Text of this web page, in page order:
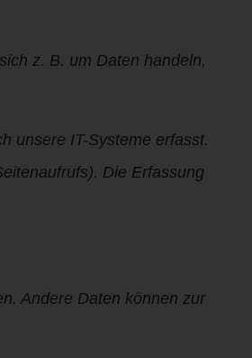
z. B. um Daten handeln,
unsere IT-Systeme erfasst.
Die Erfassung
Andere Daten können zur